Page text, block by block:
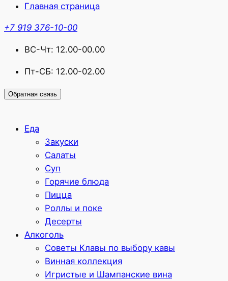
Главная страница
+7 919 376-10-00
ВС-Чт: 12.00-00.00
Пт-СБ: 12.00-02.00
Обратная связь
Еда
Закуски
Салаты
Суп
Горячие блюда
Пицца
Роллы и поке
Десерты
Алкоголь
Советы Клавы по выбору кавы
Винная коллекция
Игристые и Шампанские вина